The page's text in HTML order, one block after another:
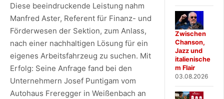
Diese beeindruckende Leistung nahm
Manfred Aster, Referent für Finanz- und
Förderwesen der Sektion, zum Anlass,
nach einer nachhaltigen Lösung für ein
eigenes Arbeitsfahrzeug zu suchen. Mit
Erfolg: Seine Anfrage fand bei den
Unternehmern Josef Puntigam vom
Autohaus Freregger in Weißenbach an
Zwischen
Chanson,
Jazz und
italienische
m Flair
03.08.2026